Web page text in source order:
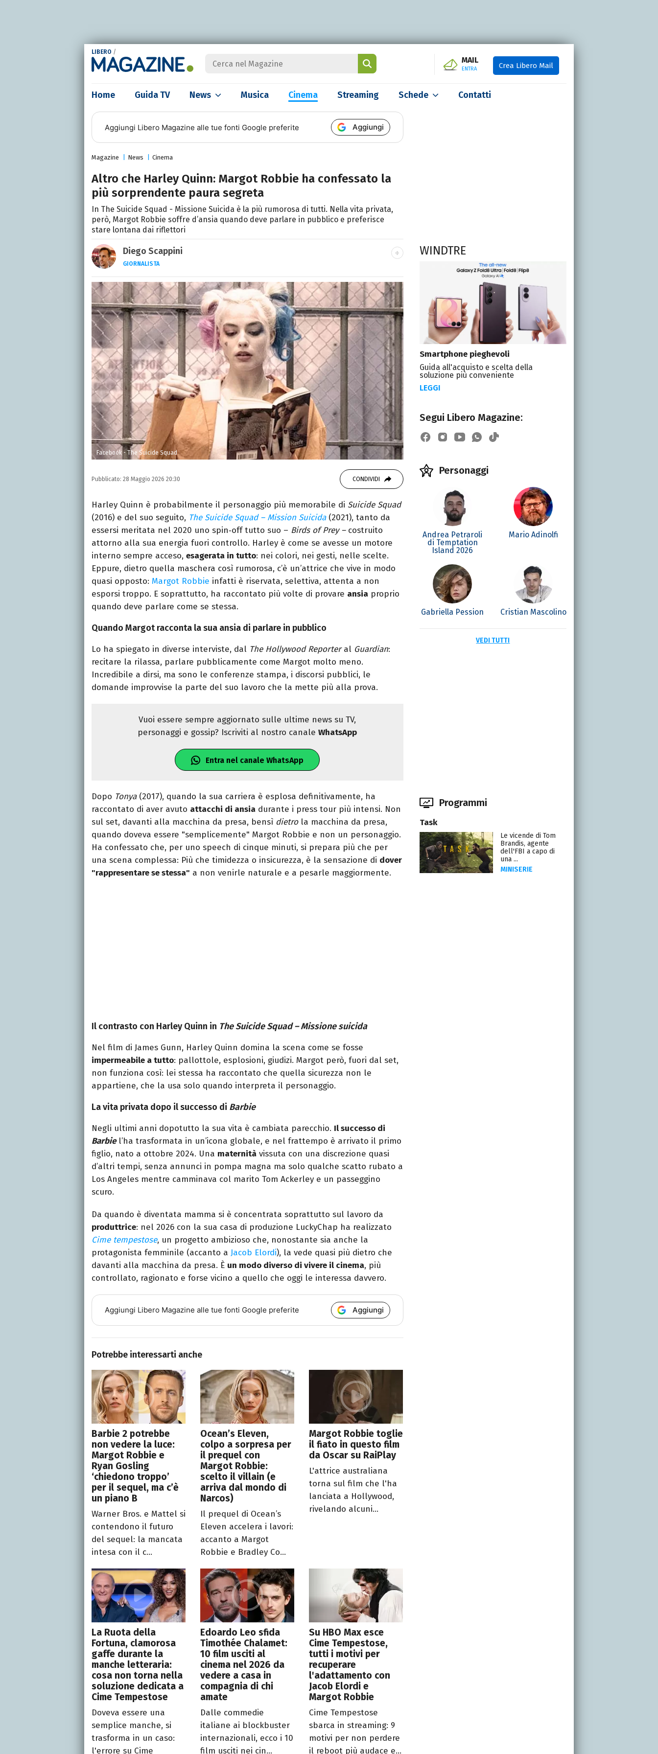
LIBERO /
MAIL
ENTRA Crea Libero Mail
Home Guida TV News Musica Cinema Streaming Schede Contatti
Aggiungi Libero Magazine alle tue fonti Google preferite Aggiungi
Magazine News Cinema
Altro che Harley Quinn: Margot Robbie ha confessato la
più sorprendente paura segreta
In The Suicide Squad - Missione Suicida è la più rumorosa di tutti. Nella vita privata,
però, Margot Robbie soffre d’ansia quando deve parlare in pubblico e preferisce
stare lontana dai riflettori
Diego Scappini
GIORNALISTA
Classe 1987, lo sport è il mio habitat naturale ma sono appassionato
anche di TV, serie e cinema, soprattutto horror.
Facebook - The Suicide Squad
Pubblicato: 28 Maggio 2026 20:30 CONDIVIDI
Harley Quinn è probabilmente il personaggio più memorabile di Suicide Squad
(2016) e del suo seguito, The Suicide Squad – Mission Suicida(2021), tanto da
essersi meritata nel 2020 uno spin‑off tutto suo – Birds of Prey –costruito
attorno alla sua energia fuori controllo. Harley è come se avesse un motore
interno sempre acceso, esagerata in tutto: nei colori, nei gesti, nelle scelte.
Eppure, dietro quella maschera così rumorosa, c’è un’attrice che vive in modo
quasi opposto: Margot Robbie infatti è riservata, selettiva, attenta a non
esporsi troppo. E soprattutto, ha raccontato più volte di provare ansia proprio
quando deve parlare come se stessa.
Quando Margot racconta la sua ansia di parlare in pubblico
Lo ha spiegato in diverse interviste, dal The Hollywood Reporteral Guardian:
recitare la rilassa, parlare pubblicamente come Margot molto meno.
Incredibile a dirsi, ma sono le conferenze stampa, i discorsi pubblici, le
domande improvvise la parte del suo lavoro che la mette più alla prova.
Vuoi essere sempre aggiornato sulle ultime news su TV,
personaggi e gossip? Iscriviti al nostro canaleWhatsApp
Entra nel canale WhatsApp
Dopo Tonya(2017), quando la sua carriera è esplosa definitivamente, ha
raccontato di aver avuto attacchi di ansia durante i press tour più intensi. Non
sul set, davanti alla macchina da presa, bensì dietrola macchina da presa,
quando doveva essere "semplicemente" Margot Robbie e non un personaggio.
Ha confessato che, per uno speech di cinque minuti, si prepara più che per
una scena complessa: Più che timidezza o insicurezza, è la sensazione di dover
"rappresentare se stessa" a non venirle naturale e a pesarle maggiormente.
Il contrasto con Harley Quinn in The Suicide Squad – Missione suicida
Nel film di James Gunn, Harley Quinn domina la scena come se fosse
impermeabile a tutto: pallottole, esplosioni, giudizi. Margot però, fuori dal set,
non funziona così: lei stessa ha raccontato che quella sicurezza non le
appartiene, che la usa solo quando interpreta il personaggio.
La vita privata dopo il successo di Barbie
Negli ultimi anni dopotutto la sua vita è cambiata parecchio. Il successo di
Barbiel’ha trasformata in un’icona globale, e nel frattempo è arrivato il primo
figlio, nato a ottobre 2024. Una maternità vissuta con una discrezione quasi
d’altri tempi, senza annunci in pompa magna ma solo qualche scatto rubato a
Los Angeles mentre camminava col marito Tom Ackerley e un passeggino
scuro.
Da quando è diventata mamma si è concentrata soprattutto sul lavoro da
produttrice: nel 2026 con la sua casa di produzione LuckyChap ha realizzato
Cime tempestose, un progetto ambizioso che, nonostante sia anche la
protagonista femminile (accanto a Jacob Elordi), la vede quasi più dietro che
davanti alla macchina da presa. È un modo diverso di vivere il cinema, più
controllato, ragionato e forse vicino a quello che oggi le interessa davvero.
Aggiungi Libero Magazine alle tue fonti Google preferite Aggiungi
Potrebbe interessarti anche
Barbie 2 potrebbe
non vedere la luce:
Margot Robbie e
Ryan Gosling
‘chiedono troppo’
per il sequel, ma c’è
un piano B
Warner Bros. e Mattel si
contendono il futuro
del sequel: la mancata
intesa con il c...
Ocean’s Eleven,
colpo a sorpresa per
il prequel con
Margot Robbie:
scelto il villain (e
arriva dal mondo di
Narcos)
Il prequel di Ocean’s
Eleven accelera i lavori:
accanto a Margot
Robbie e Bradley Co...
Margot Robbie toglie
il fiato in questo film
da Oscar su RaiPlay
L'attrice australiana
torna sul film che l'ha
lanciata a Hollywood,
rivelando alcuni...
La Ruota della
Fortuna, clamorosa
gaffe durante la
manche letteraria:
cosa non torna nella
soluzione dedicata a
Cime Tempestose
Doveva essere una
semplice manche, si
trasforma in un caso:
l'errore su Cime
Edoardo Leo sfida
Timothée Chalamet:
10 film usciti al
cinema nel 2026 da
vedere a casa in
compagnia di chi
amate
Dalle commedie
italiane ai blockbuster
internazionali, ecco i 10
film usciti nei cin...
Su HBO Max esce
Cime Tempestose,
tutti i motivi per
recuperare
l'adattamento con
Jacob Elordi e
Margot Robbie
Cime Tempestose
sbarca in streaming: 9
motivi per non perdere
il reboot più audace e...
WINDTRE
Smartphone pieghevoli
Guida all'acquisto e scelta della
soluzione più conveniente
LEGGI
Segui Libero Magazine:
Personaggi
Andrea Petraroli
di Temptation
Island 2026
Mario Adinolfi
Gabriella Pession Cristian Mascolino
VEDI TUTTI
Programmi
Task
Le vicende di Tom
Brandis, agente
dell'FBI a capo di
una ...
MINISERIE